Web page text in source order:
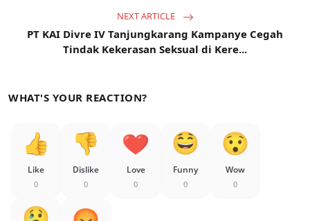
NEXT ARTICLE
PT KAI Divre IV Tanjungkarang Kampanye Cegah
Tindak Kekerasan Seksual di Kere...
WHAT'S YOUR REACTION?
Like
0
Dislike
0
Love
0
Funny
0
Wow
0